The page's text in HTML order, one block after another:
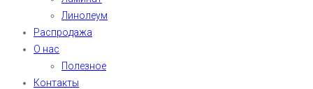
Линолеум
Распродажа
О нас
Полезное
Контакты